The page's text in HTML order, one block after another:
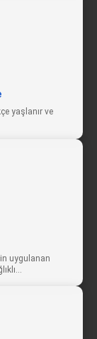
yaşlanır ve
uygulanan